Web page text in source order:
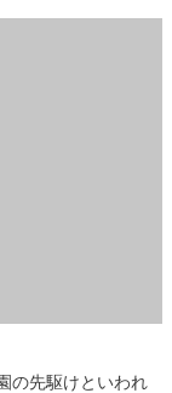
の先駆けといわれ